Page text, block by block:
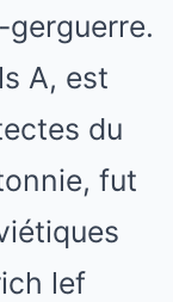
gerguerre.
A, est
du
fut
lef